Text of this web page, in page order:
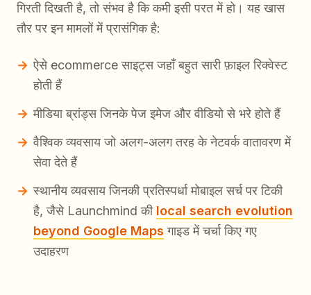
गिरती दिखती है, तो संभव है कि कमी इसी परत में हो। यह खास
तौर पर इन मामलों में प्रासंगिक है:
ऐसे ecommerce साइट्स जहाँ बहुत सारी फ़ाइल रिक्वेस्ट
होती हैं
मीडिया ब्रांड्स जिनके पेज इमेज और वीडियो से भरे होते हैं
वैश्विक व्यवसाय जो अलग-अलग तरह के नेटवर्क वातावरण में
सेवा देते हैं
स्थानीय व्यवसाय जिनकी प्रतिस्पर्धा मोबाइल सर्च पर टिकी
है, जैसे Launchmind की local search evolution
beyond Google Maps गाइड में चर्चा किए गए
उदाहरण